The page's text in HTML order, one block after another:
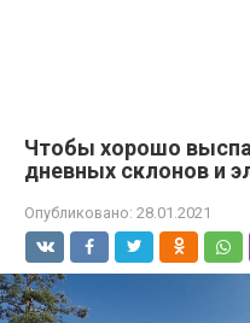
Чтобы хорошо
дневных склонов и
Опубликовано: 28.01.2021